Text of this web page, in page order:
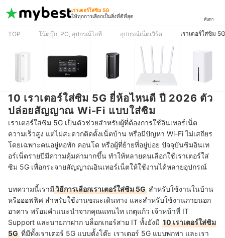
เราเตอร์ใส่ซิม 5G
ให้ทุกการเลือกเป็นสิ่งที่ดีที่สุด
ค้นหา
TOP โน้ตบุ๊ก, PC, อุปกรณ์ไอที อุปกรณ์เน็ตเวิร์ค เราเตอร์ใส่ซิม 5G
10 เราเตอร์ใส่ซิม 5G ยี่ห้อไหนดี ปี 2026 ตัว
ปล่อยสัญญาณ Wi-Fi แบบใส่ซิม
เราเตอร์ใส่ซิม 5G เป็นตัวช่วยสำหรับผู้ที่ต้องการใช้อินเทอร์เน็ต
ความเร็วสูง แต่ไม่สะดวกติดตั้งเน็ตบ้าน หรือมีปัญหา Wi-Fi ไม่เสถียร
โดยเฉพาะคนอยู่หอพัก คอนโด หรือผู้ที่ย้ายที่อยู่บ่อย ปัจจุบันซิมอินเท
อร์เน็ตรายปีมีความคุ้มค่ามากขึ้น ทำให้หลายคนเลือกใช้เราเตอร์ใส่
ซิม 5G เพื่อกระจายสัญญาณอินเทอร์เน็ตให้ใช้งานได้หลายอุปกรณ์
บทความนี้เรามีวิธีการเลือกเราเตอร์ใส่ซิม 5G สำหรับใช้งานในบ้าน
หรือออฟฟิศ สำหรับใช้งานขณะเดินทาง และสำหรับใช้งานภายนอก
อาคาร พร้อมคำแนะนำจากคุณแทนไท เกตุแก้ว เจ้าหน้าที่ IT
Support และนายกาฝาก บล็อกเกอร์สาย IT ทั้งยังมี 10 เราเตอร์ใส่ซิม
5G ที่มีทั้งเราเตอร์ 5G แบบตั้งโต๊ะ เราเตอร์ 5G แบบพกพา และเรา